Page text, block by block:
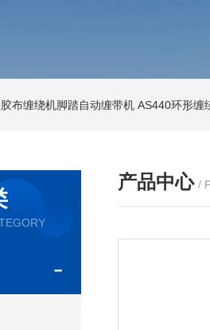
布缠绕机脚踏自动缠带机 AS440环形缠
产品中心 /